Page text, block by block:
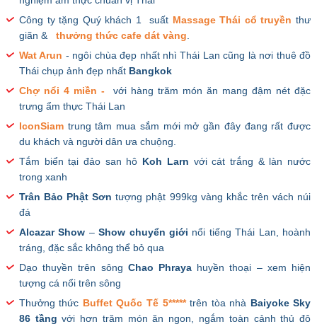
Công ty tặng Quý khách 1 suất Massage Thái cổ truyền thư
giãn & thưởng thức cafe dát vàng
Wat Arun - ngôi chùa đẹp nhất nhì Thái Lan cũng là nơi thuê đồ
Thái chụp ảnh đẹp nhất Bangkok
Chợ nổi 4 miền - với hàng trăm món ăn mang đậm nét đặc
trưng ẩm thực Thái Lan
IconSiamtrung tâm mua sắm mới mở gần đây đang rất được
du khách và người dân ưa chuộng.
Tắm biển tại đảo san hô Koh Larn với cát trắng & làn nước
trong xanh
Trân Bảo Phật Sơntượng phật 999kg vàng khắc trên vách núi
đá
Alcazar Show –Show chuyển giới nổi tiếng Thái Lan, hoành
tráng, đặc sắc không thể bỏ qua
Dạo thuyền trên sông Chao Phraya huyền thoại – xem hiện
tượng cá nổi trên sông
Thưởng thức Buffet Quốc Tế 5***** trên tòa nhà Baiyoke Sky
86 tầngvới hơn trăm món ăn ngon, ngắm toàn cảnh thủ đô